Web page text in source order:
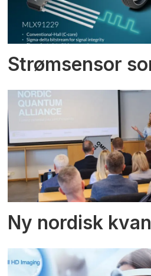
Strømsensor
Ny nordisk